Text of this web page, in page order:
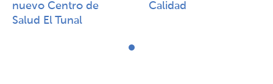
nuevo Centro de
Salud El Tunal
Calidad​​